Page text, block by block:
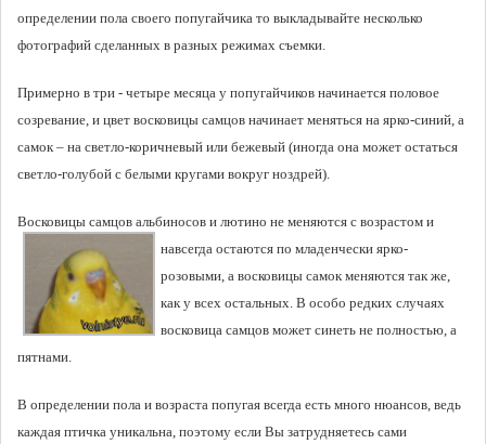
определении пола своего попугайчика то выкладывайте несколько
фотографий сделанных в разных режимах съемки.
Примерно в три - четыре месяца у попугайчиков начинается половое
созревание, и цвет восковицы самцов начинает меняться на ярко-синий, а
самок – на светло-коричневый или бежевый (иногда она может остаться
светло-голубой с белыми кругами вокруг ноздрей).
Восковицы самцов альбиносов и лютино не меняются с возрастом и
навсегда остаются по младенчески ярко-
розовыми, а восковицы самок меняются так же,
как у всех остальных. В особо редких случаях
восковица самцов может синеть не полностью, а
пятнами.
В определении пола и возраста попугая всегда есть много нюансов, ведь
каждая птичка уникальна, поэтому если Вы затрудняетесь сами